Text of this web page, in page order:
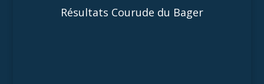
Résultats Courude du Bager